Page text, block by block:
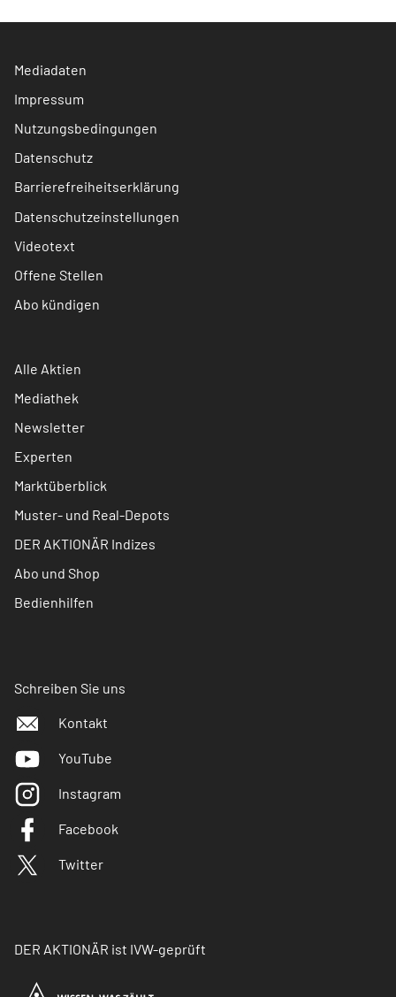
Mediadaten
Impressum
Nutzungsbedingungen
Datenschutz
Barrierefreiheitserklärung
Datenschutzeinstellungen
Videotext
Offene Stellen
Abo kündigen
Alle Aktien
Mediathek
Newsletter
Experten
Marktüberblick
Muster- und Real-Depots
DER AKTIONÄR Indizes
Abo und Shop
Bedienhilfen
Schreiben Sie uns
Kontakt
YouTube
Instagram
Facebook
Twitter
DER AKTIONÄR ist IVW-geprüft